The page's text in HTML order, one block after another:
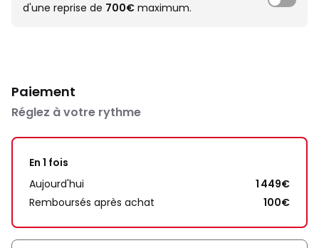
d'une reprise de 700€ maximum.
Paiement
Réglez à votre rythme
En 1 fois
Aujourd'hui
1 449€
Remboursés après achat
100€